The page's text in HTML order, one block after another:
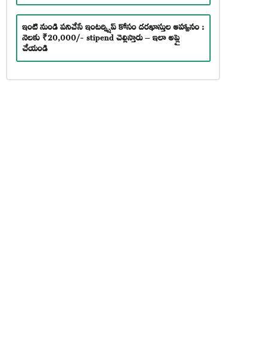
ఇంటి నుండి పనిచేసే ఇంటర్న్షిప్ కోసం దరఖాస్తుల ఆహ్వానం :
నెలకు ₹20,000/- stipend చెల్లిస్తారు – ఇలా అప్లై
చేయండి